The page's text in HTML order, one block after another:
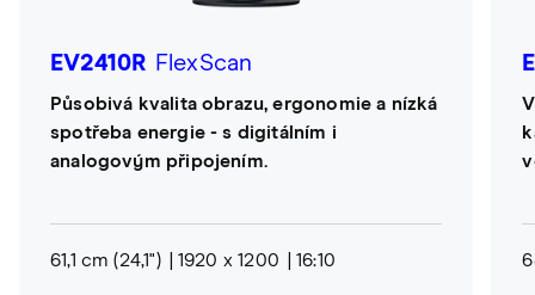
EV2410R FlexScan
Působivá kvalita obrazu, ergonomie a nízká
spotřeba energie - s digitálním i
analogovým připojením.
61,1 cm (24,1") 1920 x 1200 16:10